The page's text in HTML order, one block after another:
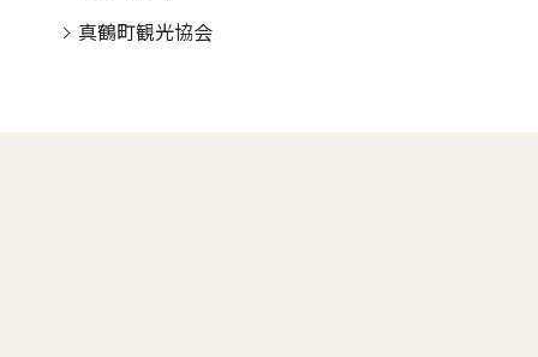
真鶴町観光協会